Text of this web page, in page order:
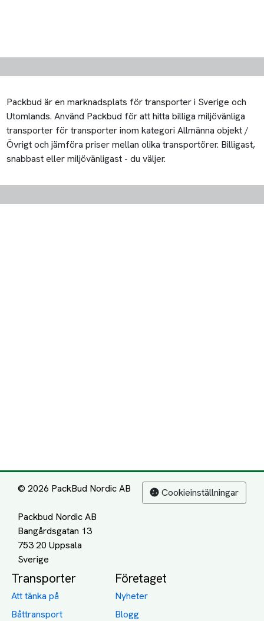
Packbud är en marknadsplats för transporter i Sverige och
Utomlands. Använd Packbud för att hitta billiga miljövänliga
transporter för transporter inom kategori Allmänna objekt /
Övrigt och jämföra priser mellan olika transportörer. Billigast,
snabbast eller miljövänligast - du väljer.
© 2026 PackBud Nordic AB
Packbud Nordic AB
Bangårdsgatan 13
753 20 Uppsala
Cookieinställningar
Transporter
Att tänka på
Båttransport
Företaget
Nyheter
Blogg